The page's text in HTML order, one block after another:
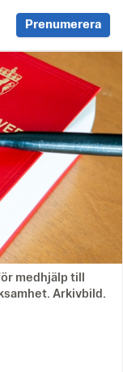
Prenumerera
medhjälp till
Arkivbild.